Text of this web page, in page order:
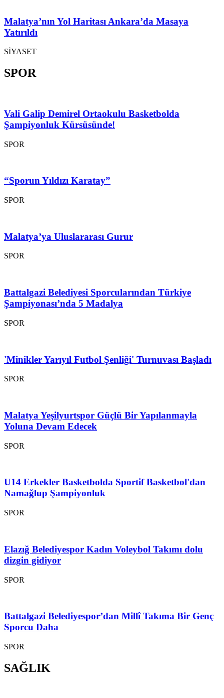
Malatya’nın Yol Haritası Ankara’da Masaya
Yatırıldı
SİYASET
SPOR
Vali Galip Demirel Ortaokulu Basketbolda
Şampiyonluk Kürsüsünde!
SPOR
“Sporun Yıldızı Karatay”
SPOR
Malatya’ya Uluslararası Gurur
SPOR
Battalgazi Belediyesi Sporcularından Türkiye
Şampiyonası’nda 5 Madalya
SPOR
'Minikler Yarıyıl Futbol Şenliği' Turnuvası Başladı
SPOR
Malatya Yeşilyurtspor Güçlü Bir Yapılanmayla
Yoluna Devam Edecek
SPOR
U14 Erkekler Basketbolda Sportif Basketbol'dan
Namağlup Şampiyonluk
SPOR
Elazığ Belediyespor Kadın Voleybol Takımı dolu
dizgin gidiyor
SPOR
Battalgazi Belediyespor’dan Millî Takıma Bir Genç
Sporcu Daha
SPOR
SAĞLIK